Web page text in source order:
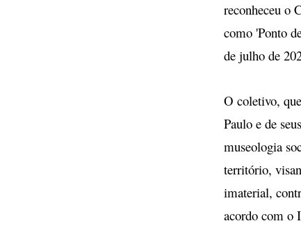
reconheceu o
como 'Ponto
de julho de
O coletivo,
Paulo e de
museologia
território,
imaterial,
acordo com o